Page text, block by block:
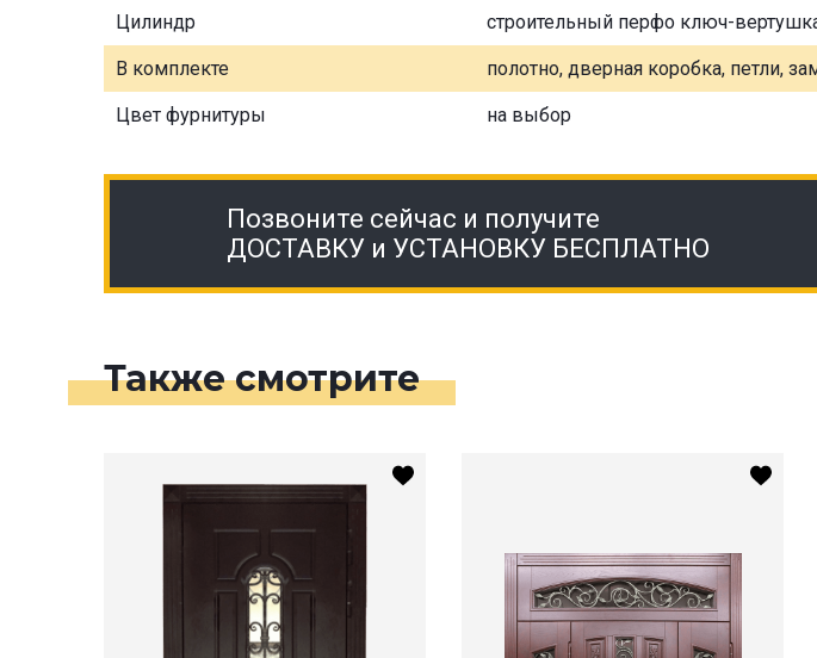
Цилиндр строительный перфо ключ-
В комплекте полотно, дверная коробка, петли,
Цвет фурнитуры на выбор
Позвоните сейчас и получите
ДОСТАВКУ и УСТАНОВКУ БЕСПЛАТНО
Также смотрите